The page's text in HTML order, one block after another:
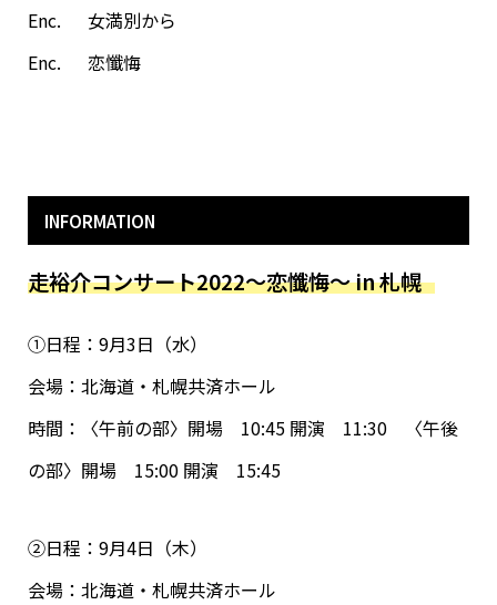
Enc. 女満別から
Enc. 恋懺悔
INFORMATION
走裕介コンサート2022～恋懺悔～ in 札幌
①日程：9月3日（水）
会場：北海道・札幌共済ホール
時間：〈午前の部〉開場 10:45 開演 11:30 〈午後
の部〉開場 15:00 開演 15:45
②日程：9月4日（木）
会場：北海道・札幌共済ホール